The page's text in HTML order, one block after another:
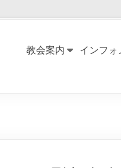
教会案内 インフォ